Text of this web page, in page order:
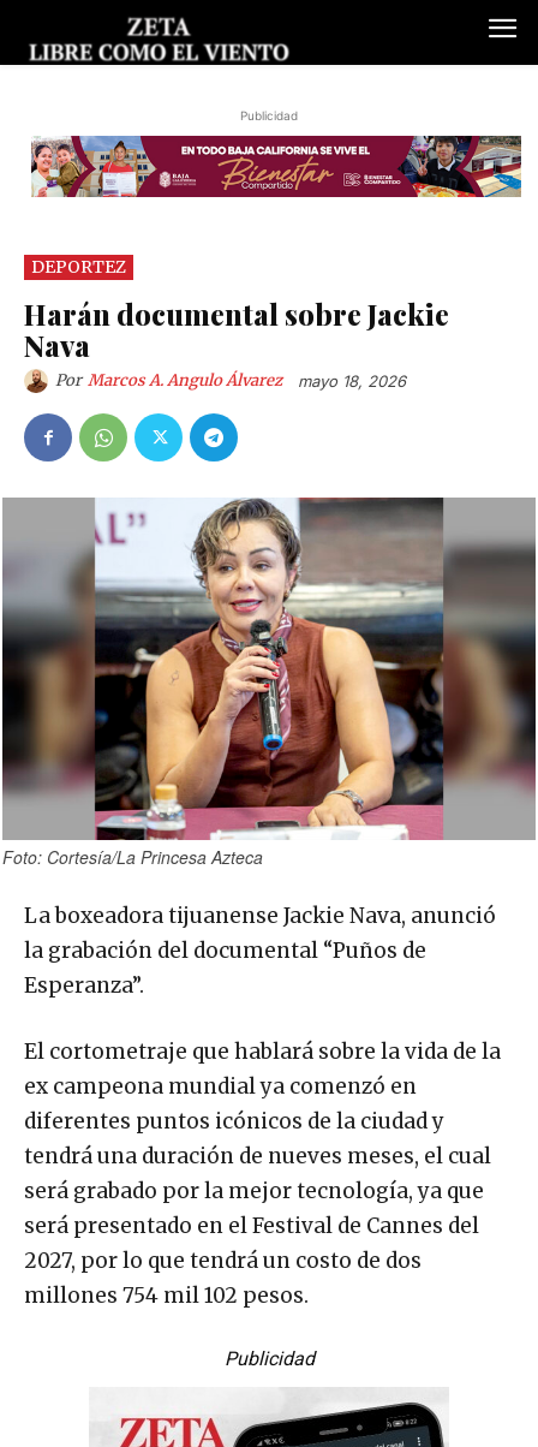
Publicidad
DEPORTEZ
Harán documental sobre Jackie
Nava
Por Marcos A. Angulo Álvarez mayo 18, 2026
Foto: Cortesía/La Princesa Azteca
La boxeadora tijuanense Jackie Nava, anunció
la grabación del documental “Puños de
Esperanza”.
El cortometraje que hablará sobre la vida de la
ex campeona mundial ya comenzó en
diferentes puntos icónicos de la ciudad y
tendrá una duración de nueves meses, el cual
será grabado por la mejor tecnología, ya que
será presentado en el Festival de Cannes del
2027, por lo que tendrá un costo de dos
millones 754 mil 102 pesos.
Publicidad